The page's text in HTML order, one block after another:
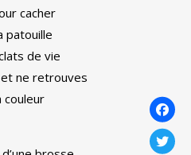
cacher
patouille
de vie
ne retrouves
couleur